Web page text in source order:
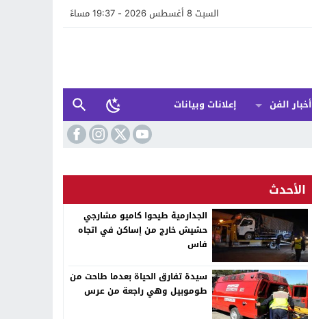
السبت 8 أغسطس 2026 - 19:37 مساءً
أخبار الفن
إعلانات وبيانات
الأحدث
الجدارمية طيحوا كاميو مشارجي
حشيش خارج من إساكن في اتجاه
فاس
سيدة تفارق الحياة بعدما طاحت من
طوموبيل وهي راجعة من عرس